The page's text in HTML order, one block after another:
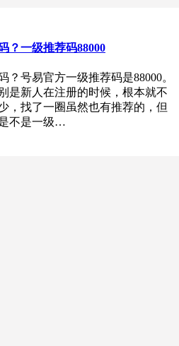
？一级推荐码88000
？号易官方一级推荐码是88000。
是新人在注册的时候，根本就不
，找了一圈虽然也有推荐的，但
不是一级…